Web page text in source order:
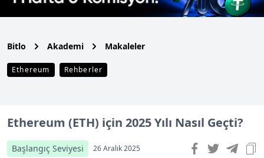
Bitlo Akademi Makaleler
Ethereum Rehberler
Ethereum (ETH) için 2025 Yılı Nasıl Geçti?
Başlangıç Seviyesi 26 Aralık 2025